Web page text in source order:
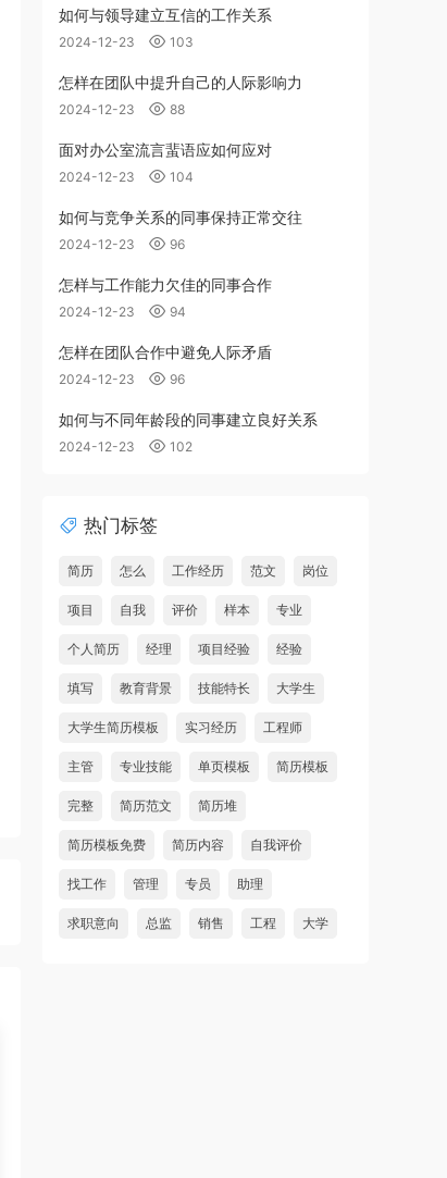
如何与领导建立互信的工作关系
2024-12-23 103
怎样在团队中提升自己的人际影响力
2024-12-23 88
面对办公室流言蜚语应如何应对
2024-12-23 104
如何与竞争关系的同事保持正常交往
2024-12-23 96
怎样与工作能力欠佳的同事合作
2024-12-23 94
怎样在团队合作中避免人际矛盾
2024-12-23 96
如何与不同年龄段的同事建立良好关系
2024-12-23 102
热门标签
简历 怎么 工作经历 范文 岗位
项目 自我 评价 样本 专业
个人简历 经理 项目经验 经验
填写 教育背景 技能特长 大学生
大学生简历模板 实习经历 工程师
主管 专业技能 单页模板 简历模板
完整 简历范文 简历堆
简历模板免费 简历内容 自我评价
找工作 管理 专员 助理
求职意向 总监 销售 工程 大学